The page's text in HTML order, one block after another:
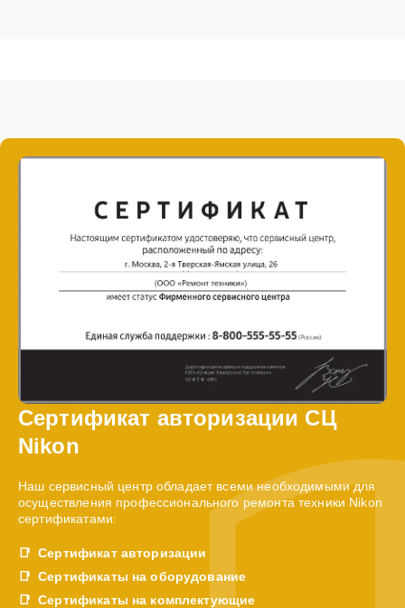
Сертификат авторизации СЦ
Nikon
Наш сервисный центр обладает всеми необходимыми для
осуществления профессионального ремонта техники Nikon
сертификатами:
Сертификат авторизации
Сертификаты на оборудование
Сертификаты на комплектующие